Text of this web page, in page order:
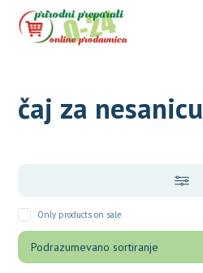
čaj za nesanicu
Only products on sale